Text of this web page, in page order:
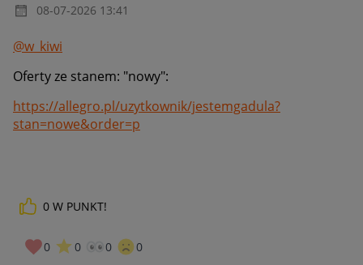
‎08-07-2026 13:41
@w_kiwi
Oferty ze stanem: "nowy":
https://allegro.pl/uzytkownik/jestemgadula?
stan=nowe&order=p
0 W PUNKT!
0 0 0 0